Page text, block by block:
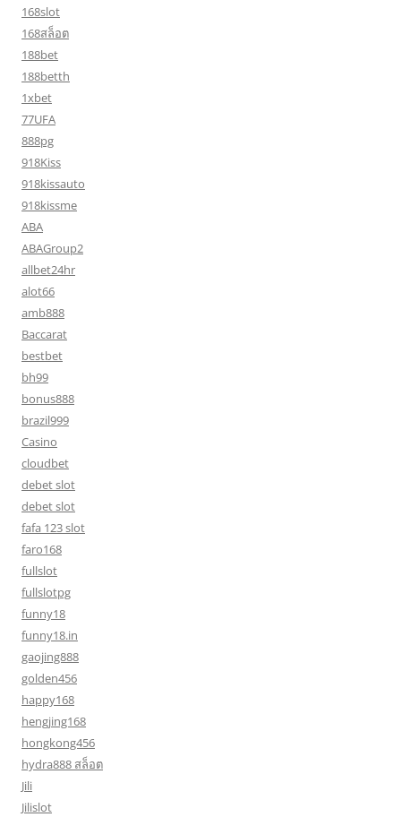
168slot
168สล็อต
188bet
188betth
1xbet
77UFA
888pg
918Kiss
918kissauto
918kissme
ABA
ABAGroup2
allbet24hr
alot66
amb888
Baccarat
bestbet
bh99
bonus888
brazil999
Casino
cloudbet
debet slot
debet slot
fafa 123 slot
faro168
fullslot
fullslotpg
funny18
funny18.in
gaojing888
golden456
happy168
hengjing168
hongkong456
hydra888 สล็อต
Jili
Jilislot